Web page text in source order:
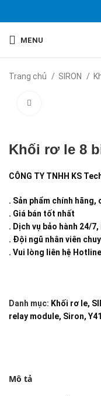
MENU
Trang chủ SIRON
Khối rơ le 8
CÔNG TY TNHH KS
. Sản phẩm chính
. Giá bán tốt nhất
. Dịch vụ bảo hành 24/
. Đội ngũ nhân viên
. Vui lòng liên hệ
Danh mục: Khối rơ le,
relay module, Siron, Y41
Mô tả